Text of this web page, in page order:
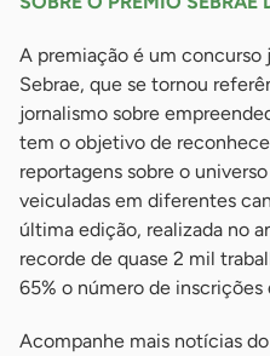
A premiação é um
Sebrae, que se tornou
jornalismo sobre
tem o objetivo de
reportagens sobre o
veiculadas em diferentes
última edição, realizada no
recorde de quase 2 mil
65% o número de inscrições
Acompanhe mais notícias